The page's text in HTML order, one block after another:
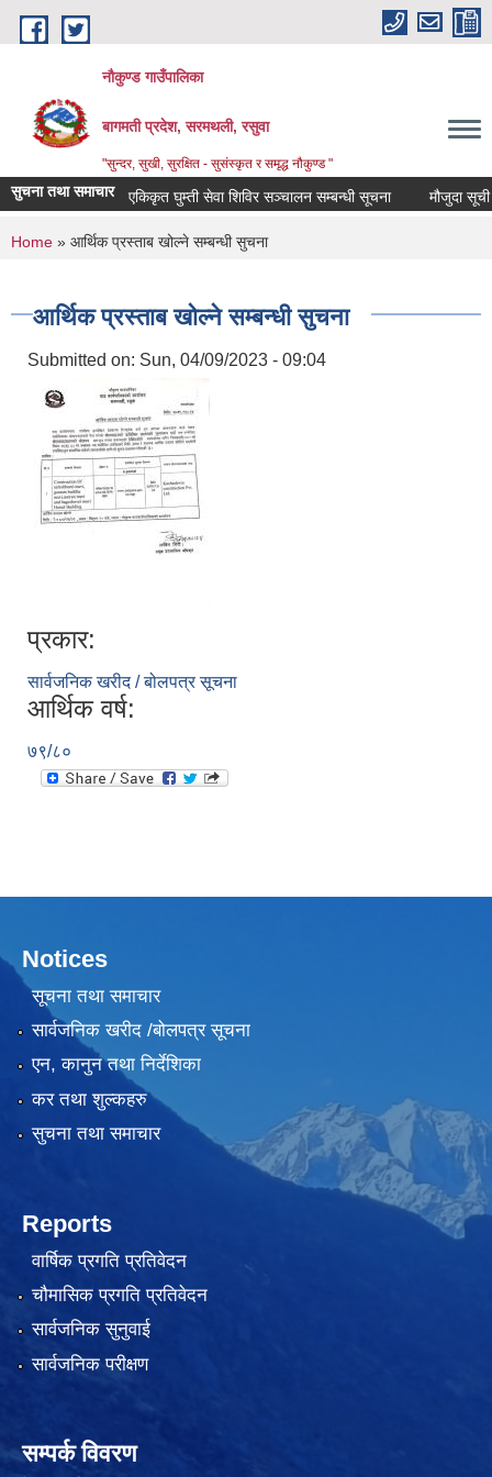
Skip to main content
नौकुण्ड गाउँपालिका
बागमती प्रदेश, सरमथली, रसुवा
"सुन्दर, सुखी, सुरक्षित - सुसंस्कृत र समृद्ध नौकुण्ड "
सुचना तथा समाचार एकिकृत घुम्ती सेवा शिविर सञ्‍चालन सम्बन्धी सूचना मौजुदा सूची
You are here
Home » आर्थिक प्रस्ताब खोल्ने सम्बन्धी सुचना
आर्थिक प्रस्ताब खोल्ने सम्बन्धी सुचना
Submitted on: Sun, 04/09/2023 - 09:04
प्रकार:
सार्वजनिक खरीद / बोलपत्र सूचना
आर्थिक वर्ष:
७९/८०
Notices
सूचना तथा समाचार
सार्वजनिक खरीद /बोलपत्र सूचना
एन, कानुन तथा निर्देशिका
कर तथा शुल्कहरु
सुचना तथा समाचार
Reports
वार्षिक प्रगति प्रतिवेदन
चौमासिक प्रगति प्रतिवेदन
सार्वजनिक सुनुवाई
सार्वजनिक परीक्षण
सम्पर्क विवरण